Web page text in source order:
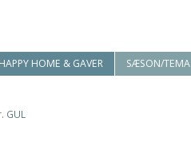
HAPPY HOME & GAVER SÆSON/TEMA
GUL